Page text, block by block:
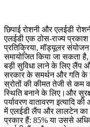
छिपाई रोशनी और एलईडी
एलईडी एक ठोस-राज्य
प्रतिक्रिया, मॉड्यूलर
समायोजित किया जा सकता
बड़ी सुविधा लाने के लिए लैंप
सरकार के समर्थन और गति के
स्रोतों की कीमत तेजी से कम
स्थिति बनाने के लिए।और
पर्यावरण वातावरण इत्यादि
में एलईडी लैंप और लालटेन का
प्रकार हैं: 85% या उससे